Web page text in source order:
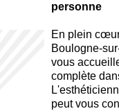
personne
En plein
Boulogne-
vous
complète
peut vous